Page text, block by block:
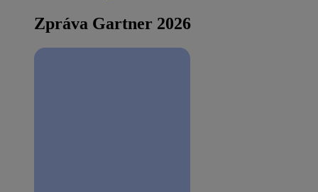
Zpráva Gartner 2026